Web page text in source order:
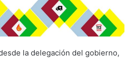
la delegación del gobierno,